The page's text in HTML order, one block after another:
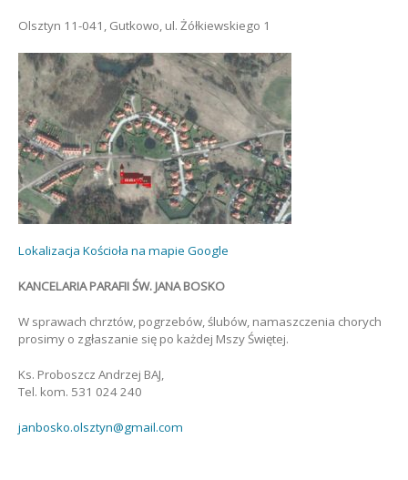
Olsztyn 11-041, Gutkowo, ul. Żółkiewskiego 1
Lokalizacja Kościoła na mapie Google
KANCELARIA PARAFII ŚW. JANA BOSKO
W sprawach chrztów, pogrzebów, ślubów, namaszczenia chorych
prosimy o zgłaszanie się po każdej Mszy Świętej.
Ks. Proboszcz Andrzej BAJ,
Tel. kom. 531 024 240
janbosko.olsztyn@gmail.com